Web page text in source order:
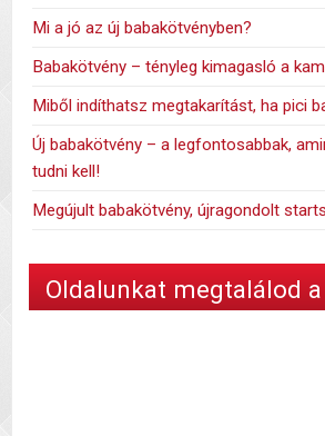
Mi a jó az új babakötvényben?
Babakötvény – tényleg kimagasló a
Miből indíthatsz megtakarítást, ha pici
Új babakötvény – a legfontosabbak,
tudni kell!
Megújult babakötvény, újragondolt
Oldalunkat megtalálod